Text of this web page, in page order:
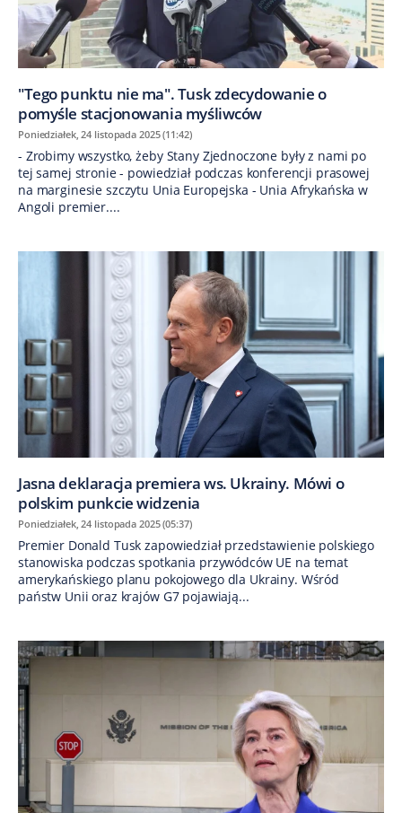
"Tego punktu nie ma". Tusk zdecydowanie o
pomyśle stacjonowania myśliwców
Poniedziałek, 24 listopada 2025 (11:42)
- Zrobimy wszystko, żeby Stany Zjednoczone były z nami po
tej samej stronie - powiedział podczas konferencji prasowej
na marginesie szczytu Unia Europejska - Unia Afrykańska w
Angoli premier....
Jasna deklaracja premiera ws. Ukrainy. Mówi o
polskim punkcie widzenia
Poniedziałek, 24 listopada 2025 (05:37)
Premier Donald Tusk zapowiedział przedstawienie polskiego
stanowiska podczas spotkania przywódców UE na temat
amerykańskiego planu pokojowego dla Ukrainy. Wśród
państw Unii oraz krajów G7 pojawiają...